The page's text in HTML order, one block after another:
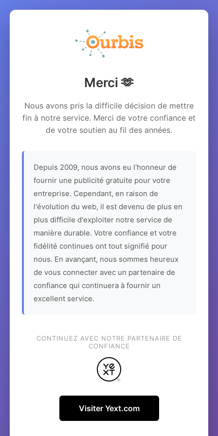
Merci 🫶
Nous avons pris la difficile décision de mettre
fin à notre service. Merci de votre confiance et
de votre soutien au fil des années.
Depuis 2009, nous avons eu l'honneur de
fournir une publicité gratuite pour votre
entreprise. Cependant, en raison de
l'évolution du web, il est devenu de plus en
plus difficile d'exploiter notre service de
manière durable. Votre confiance et votre
fidélité continues ont tout signifié pour
nous. En avançant, nous sommes heureux
de vous connecter avec un partenaire de
confiance qui continuera à fournir un
excellent service.
CONTINUEZ AVEC NOTRE PARTENAIRE DE
CONFIANCE
Visiter Yext.com